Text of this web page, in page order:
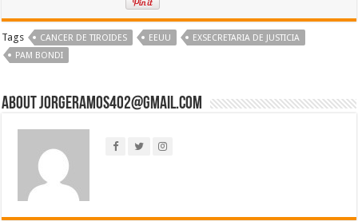
Tags CANCER DE TIROIDES EEUU
EXSECRETARIA DE JUSTICIA
PAM BONDI
About jorgeramos402@gmail.com